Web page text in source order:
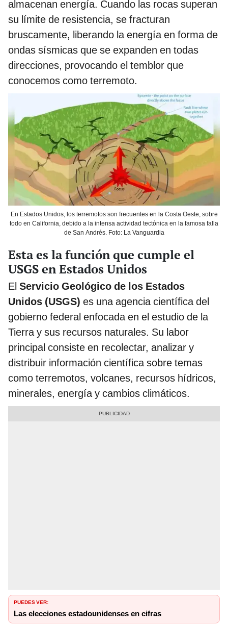
almacenan energía. Cuando las rocas superan
su límite de resistencia, se fracturan
bruscamente, liberando la energía en forma de
ondas sísmicas que se expanden en todas
direcciones, provocando el temblor que
conocemos como terremoto.
En Estados Unidos, los terremotos son frecuentes en la Costa Oeste, sobre
todo en California, debido a la intensa actividad tectónica en la famosa falla
de San Andrés. Foto: La Vanguardia
Esta es la función que cumple el
USGS en Estados Unidos
El Servicio Geológico de los Estados
Unidos (USGS) es una agencia científica del
gobierno federal enfocada en el estudio de la
Tierra y sus recursos naturales. Su labor
principal consiste en recolectar, analizar y
distribuir información científica sobre temas
como terremotos, volcanes, recursos hídricos,
minerales, energía y cambios climáticos.
PUEDES VER:
Las elecciones estadounidenses en cifras